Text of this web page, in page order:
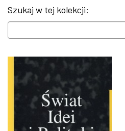
Szukaj w tej kolekcji: